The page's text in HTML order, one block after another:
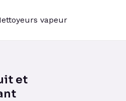
vapeur
et